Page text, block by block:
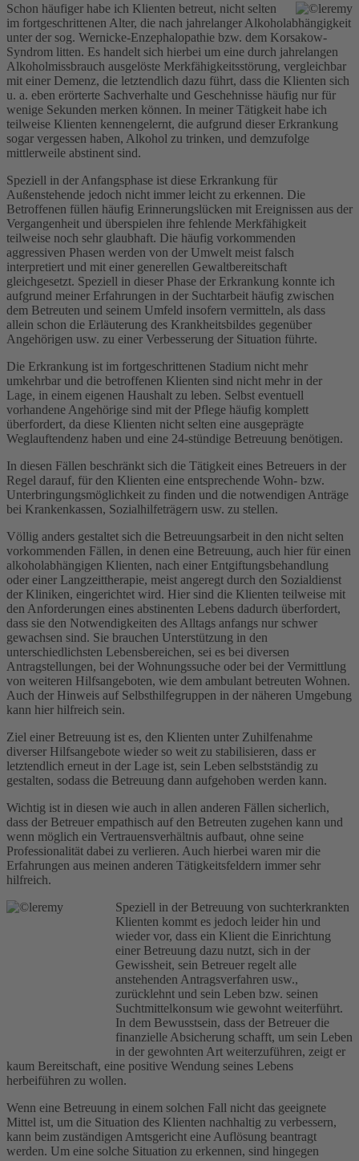
Schon häufiger habe ich Klienten betreut, nicht selten
im fortgeschrittenen Alter, die nach jahrelanger Alkoholabhängigkeit
unter der sog. Wernicke-Enzephalopathie bzw. dem Korsakow-
Syndrom litten. Es handelt sich hierbei um eine durch jahrelangen
Alkoholmissbrauch ausgelöste Merkfähigkeitsstörung, vergleichbar
mit einer Demenz, die letztendlich dazu führt, dass die Klienten sich
u. a. eben erörterte Sachverhalte und Geschehnisse häufig nur für
wenige Sekunden merken können. In meiner Tätigkeit habe ich
teilweise Klienten kennengelernt, die aufgrund dieser Erkrankung
sogar vergessen haben, Alkohol zu trinken, und demzufolge
mittlerweile abstinent sind.
Speziell in der Anfangsphase ist diese Erkrankung für
Außenstehende jedoch nicht immer leicht zu erkennen. Die
Betroffenen füllen häufig Erinnerungslücken mit Ereignissen aus der
Vergangenheit und überspielen ihre fehlende Merkfähigkeit
teilweise noch sehr glaubhaft. Die häufig vorkommenden
aggressiven Phasen werden von der Umwelt meist falsch
interpretiert und mit einer generellen Gewaltbereitschaft
gleichgesetzt. Speziell in dieser Phase der Erkrankung konnte ich
aufgrund meiner Erfahrungen in der Suchtarbeit häufig zwischen
dem Betreuten und seinem Umfeld insofern vermitteln, als dass
allein schon die Erläuterung des Krankheitsbildes gegenüber
Angehörigen usw. zu einer Verbesserung der Situation führte.
Die Erkrankung ist im fortgeschrittenen Stadium nicht mehr
umkehrbar und die betroffenen Klienten sind nicht mehr in der
Lage, in einem eigenen Haushalt zu leben. Selbst eventuell
vorhandene Angehörige sind mit der Pflege häufig komplett
überfordert, da diese Klienten nicht selten eine ausgeprägte
Weglauftendenz haben und eine 24-stündige Betreuung benötigen.
In diesen Fällen beschränkt sich die Tätigkeit eines Betreuers in der
Regel darauf, für den Klienten eine entsprechende Wohn- bzw.
Unterbringungsmöglichkeit zu finden und die notwendigen Anträge
bei Krankenkassen, Sozialhilfeträgern usw. zu stellen.
Völlig anders gestaltet sich die Betreuungsarbeit in den nicht selten
vorkommenden Fällen, in denen eine Betreuung, auch hier für einen
alkoholabhängigen Klienten, nach einer Entgiftungsbehandlung
oder einer Langzeittherapie, meist angeregt durch den Sozialdienst
der Kliniken, eingerichtet wird. Hier sind die Klienten teilweise mit
den Anforderungen eines abstinenten Lebens dadurch überfordert,
dass sie den Notwendigkeiten des Alltags anfangs nur schwer
gewachsen sind. Sie brauchen Unterstützung in den
unterschiedlichsten Lebensbereichen, sei es bei diversen
Antragstellungen, bei der Wohnungssuche oder bei der Vermittlung
von weiteren Hilfsangeboten, wie dem ambulant betreuten Wohnen.
Auch der Hinweis auf Selbsthilfegruppen in der näheren Umgebung
kann hier hilfreich sein.
Ziel einer Betreuung ist es, den Klienten unter Zuhilfenahme
diverser Hilfsangebote wieder so weit zu stabilisieren, dass er
letztendlich erneut in der Lage ist, sein Leben selbstständig zu
gestalten, sodass die Betreuung dann aufgehoben werden kann.
Wichtig ist in diesen wie auch in allen anderen Fällen sicherlich,
dass der Betreuer empathisch auf den Betreuten zugehen kann und
wenn möglich ein Vertrauensverhältnis aufbaut, ohne seine
Professionalität dabei zu verlieren. Auch hierbei waren mir die
Erfahrungen aus meinen anderen Tätigkeitsfeldern immer sehr
hilfreich.
Speziell in der Betreuung von suchterkrankten
Klienten kommt es jedoch leider hin und
wieder vor, dass ein Klient die Einrichtung
einer Betreuung dazu nutzt, sich in der
Gewissheit, sein Betreuer regelt alle
anstehenden Antragsverfahren usw.,
zurücklehnt und sein Leben bzw. seinen
Suchtmittelkonsum wie gewohnt weiterführt.
In dem Bewusstsein, dass der Betreuer die
finanzielle Absicherung schafft, um sein Leben
in der gewohnten Art weiterzuführen, zeigt er
kaum Bereitschaft, eine positive Wendung seines Lebens
herbeiführen zu wollen.
Wenn eine Betreuung in einem solchen Fall nicht das geeignete
Mittel ist, um die Situation des Klienten nachhaltig zu verbessern,
kann beim zuständigen Amtsgericht eine Auflösung beantragt
werden. Um eine solche Situation zu erkennen, sind hingegen